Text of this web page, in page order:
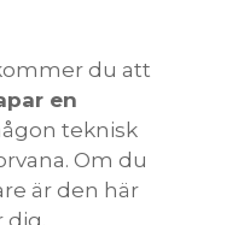
du att
en
teknisk
Om du
är den här
dig.